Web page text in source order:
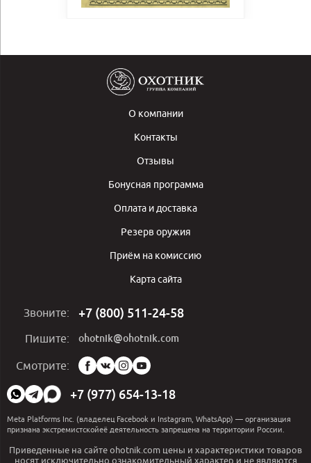
О компании
Контакты
Отзывы
Бонусная программа
Оплата и доставка
Резерв оружия
Приём на комиссию
Карта сайта
Звоните: +7 (800) 511-24-58
Пишите: ohotnik@ohotnik.com
Смотрите:
Мы
в
социальных
сетях:
+7 (977) 654-13-18
Meta Platforms Inc. (владелец Facebook и Instagram, WhatsApp) — организация
признана экстремистскойеё деятельность запрещена на территории России.
Приведенные на сайте ohotnik.com цены и характеристики товаров
носят исключительно ознакомительный характер и не являются